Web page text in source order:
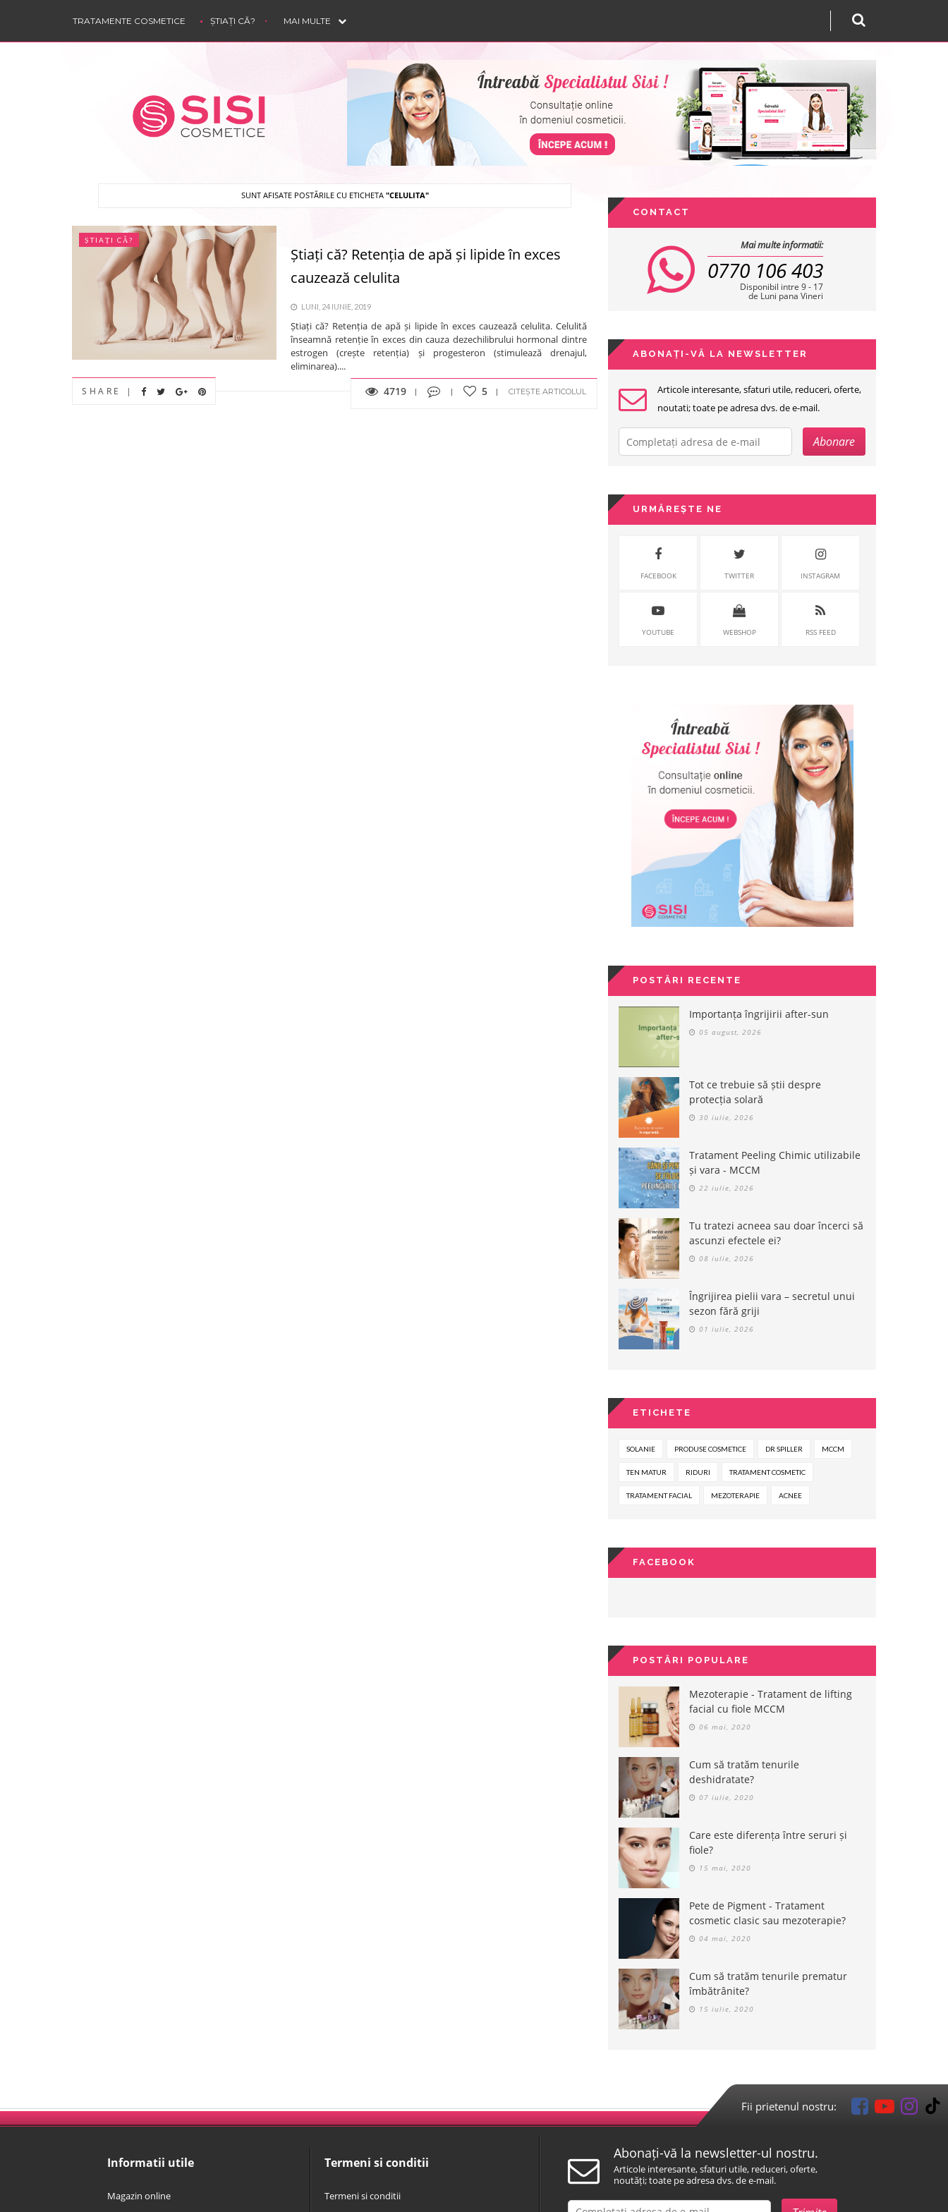
TRATAMENTE COSMETICE ȘTIAȚI CĂ? MAI MULTE
SUNT AFISATE POSTĂRILE CU ETICHETA "CELULITA"
ȘTIAȚI CĂ?
Știați că? Retenția de apă și lipide în exces
cauzează celulita
LUNI, 24 IUNIE, 2019
Știați că? Retenția de apă și lipide în exces cauzează celulita. Celulită
înseamnă retenție în exces din cauza dezechilibrului hormonal dintre
estrogen (crește retenția) și progesteron (stimulează drenajul,
eliminarea)....
CITEȘTE ARTICOLUL
4719 5
SHARE |
CONTACT
Mai multe informatii:
0770 106 403
Disponibil intre 9 - 17
de Luni pana Vineri
ABONAȚI-VĂ LA NEWSLETTER
Articole interesante, sfaturi utile, reduceri, oferte,
noutati; toate pe adresa dvs. de e-mail.
URMĂREȘTE NE
FACEBOOK TWITTER INSTAGRAM
YOUTUBE WEBSHOP RSS FEED
POSTĂRI RECENTE
Importanța îngrijirii after-sun
05 august, 2026
Tot ce trebuie să știi despre
protecția solară
30 iulie, 2026
Tratament Peeling Chimic utilizabile
și vara - MCCM
22 iulie, 2026
Tu tratezi acneea sau doar încerci să
ascunzi efectele ei?
08 iulie, 2026
Îngrijirea pielii vara – secretul unui
sezon fără griji
01 iulie, 2026
ETICHETE
SOLANIE PRODUSE COSMETICE DR SPILLER MCCM
TEN MATUR RIDURI TRATAMENT COSMETIC
TRATAMENT FACIAL MEZOTERAPIE ACNEE
FACEBOOK
POSTĂRI POPULARE
Mezoterapie - Tratament de lifting
facial cu fiole MCCM
06 mai, 2020
Cum să tratăm tenurile
deshidratate?
07 iulie, 2020
Care este diferența între seruri și
fiole?
15 mai, 2020
Pete de Pigment - Tratament
cosmetic clasic sau mezoterapie?
04 mai, 2020
Cum să tratăm tenurile prematur
îmbătrânite?
15 iulie, 2020
Fii prietenul nostru:
Informatii utile
Magazin online
Termeni si conditii
Termeni si conditii
Abonați-vă la newsletter-ul nostru.
Articole interesante, sfaturi utile, reduceri, oferte,
noutăți; toate pe adresa dvs. de e-mail.